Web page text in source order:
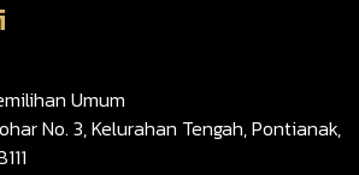
Umum
No. 3, Kelurahan Tengah, Pontianak,